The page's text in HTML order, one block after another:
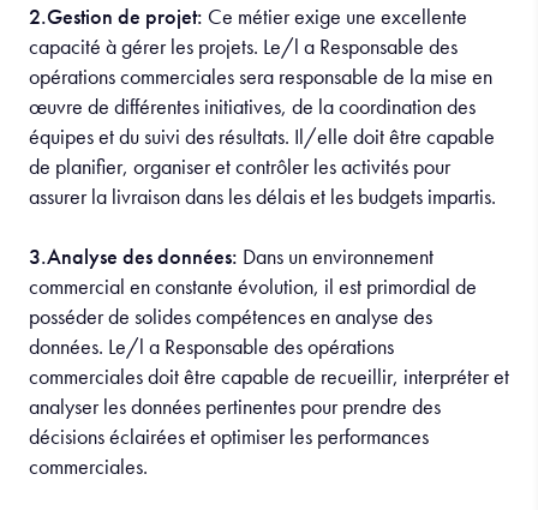
2.Gestion de projet: Ce métier exige une excellente
capacité à gérer les projets. Le/l a Responsable des
opérations commerciales sera responsable de la mise en
œuvre de différentes initiatives, de la coordination des
équipes et du suivi des résultats. Il/elle doit être capable
de planifier, organiser et contrôler les activités pour
assurer la livraison dans les délais et les budgets impartis.
3.Analyse des données: Dans un environnement
commercial en constante évolution, il est primordial de
posséder de solides compétences en analyse des
données. Le/l a Responsable des opérations
commerciales doit être capable de recueillir, interpréter et
analyser les données pertinentes pour prendre des
décisions éclairées et optimiser les performances
commerciales.